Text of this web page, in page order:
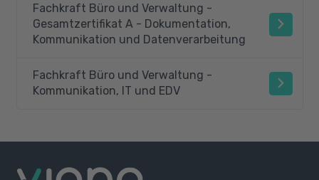
Fachkraft Büro und Verwaltung -
Gesamtzertifikat A - Dokumentation,
Kommunikation und Datenverarbeitung
Fachkraft Büro und Verwaltung -
Kommunikation, IT und EDV